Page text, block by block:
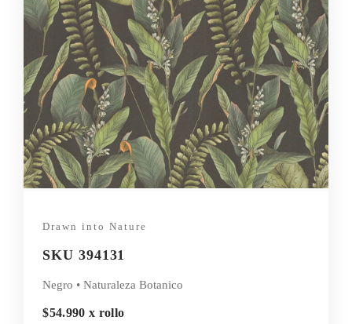
Drawn into Nature
SKU 394131
Negro • Naturaleza Botanico
$54.990 x rollo